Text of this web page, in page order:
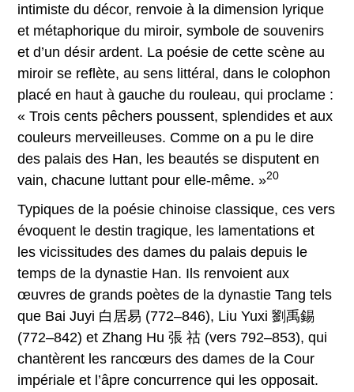
intimiste du décor, renvoie à la dimension lyrique
et métaphorique du miroir, symbole de souvenirs
et d’un désir ardent. La poésie de cette scène au
miroir se reflète, au sens littéral, dans le colophon
placé en haut à gauche du rouleau, qui proclame :
« Trois cents pêchers poussent, splendides et aux
couleurs merveilleuses. Comme on a pu le dire
des palais des Han, les beautés se disputent en
vain, chacune luttant pour elle-même. »20
Typiques de la poésie chinoise classique, ces vers
évoquent le destin tragique, les lamentations et
les vicissitudes des dames du palais depuis le
temps de la dynastie Han. Ils renvoient aux
œuvres de grands poètes de la dynastie Tang tels
que Bai Juyi 白居易 (772–846), Liu Yuxi 劉禹錫
(772–842) et Zhang Hu 張 祜 (vers 792–853), qui
chantèrent les rancœurs des dames de la Cour
impériale et l’âpre concurrence qui les opposait.